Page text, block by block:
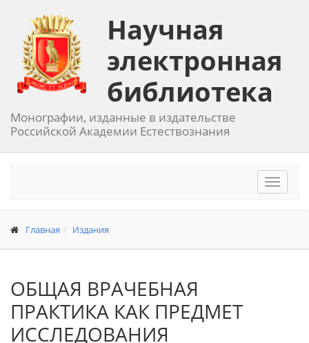
Научная
электронная
библиотека
Монографии, изданные в издательстве
Российской Академии Естествознания
Toggle
Главная Издания
ОБЩАЯ ВРАЧЕБНАЯ
ПРАКТИКА КАК ПРЕДМЕТ
ИССЛЕДОВАНИЯ